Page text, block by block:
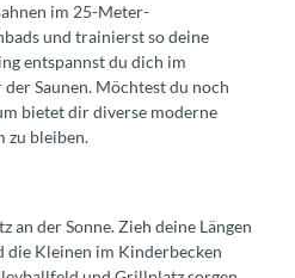
im 25-Meter-
und trainierst so deine
entspannst du dich im
Saunen. Möchtest du noch
bietet dir diverse moderne
zu bleiben.
an der Sonne. Zieh deine Längen
Kleinen im Kinderbecken